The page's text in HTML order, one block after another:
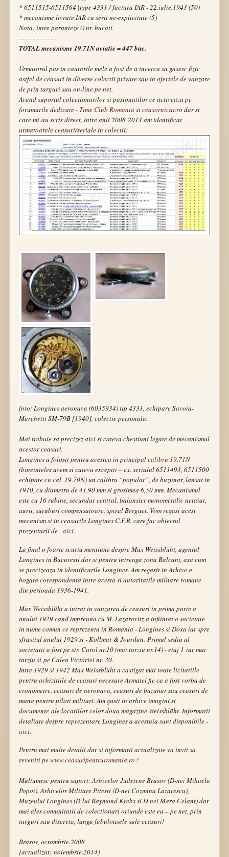
* 6511515-6511564 |type 4331 / factura IAR - 22.iulie.1943 (50)
* mecanisme livrate IAR cu serii ne-explicitate (5)
Nota: intre paranteze () nr. bucati.
- - - - - - - - - - -
TOTAL mecanisme 19.71N aviatie = 447 buc.
Urmatorul pas in cautarile mele a fost de a incerca sa gasesc fizic
astfel de ceasuri in diverse colectii private sau in ofertele de vanzare
de prin targuri sau on-line pe net.
Avand suportul colectionarilor si pasionatilor ce activeaza pe
forumurile dedicate - Time Club Romania siceasornicar.ro dar si
care mi-au scris direct, intre anii 2008-2014 am identificat
urmatoarele ceasuri/seriale in colectii:
foto: Longines aeronava (6035934) tip 4331, echipare Savoia-
Marchetti SM-79B [1940], colectie personala.
Mai trebuie sa precizez aici si cateva chestiuni legate de mecanismul
acestor ceasuri.
Longines a folosit pentru acestea in principalcalibru 19.71N
(bineinteles avem si cateva exceptii – ex. serialul 6511493, 6511500
echipate cu cal. 19.70N) un calibru “popular”, de buzunar, lansat in
1910, cu diametru de 41,90 mm si grosimea 6,50 mm. Mecanismul
este cu 16 rubine, secundar central, balansier monometalic netaiat,
aurit, suruburi compensatoare, spiral Breguet. Vom regasi acest
mecanism si in ceasurile Longines C.F.R. care fac obiectul
prezentarii de -aici.
La final o foarte scurta mentiune despreMax Weissblüht, agentul
Longines in Bucuresti dar si pentru intreaga zona Balcani, asa cum
se precizeaza in identificarileLongines. Am regasit inArhiveo
bogata corespondenta intre acesta si autoritatile militare romane
din perioada 1936-1941.
Max Weissblühta intrat in vanzarea de ceasuri in prima parte a
anului 1929 cand impreuna cu M. Lazarovitza infiintat o societate
in nume comun ce reprezenta in Romania -LonginessiDoxa iar spre
sfrasitul anului 1929 si -Kollmar & Jourdan. Primul sediu al
societatii a fost pestr. Carol nr.10(mai tarziu nr.14) - etaj 1 iar mai
tarziu si peCalea Victoriei nr. 30.
Intre 1929 si 1942 Max Weissblühta castigat mai toate licitatiile
pentru achizitiile de ceasuri necesareArmateifie ca a fost vorba de
cronometre, ceasuri de aeronava, ceasuri de buzunar sau ceasuri de
mana pentru piloti militari.Am gasit in arhive imagini si
documente ale locatiilor celor doua magazine Weissblüht. Informatii
detaliate despre reprezentare Longines a acestuia sunt disponibile -
aici.
Pentru mai multe detalii dar si informatii actualizate va invit sa
reveniti pewww.ceasuripentruromania.ro !
Multumesc pentru suport:Arhivelor Judetene Brasov (D-nei Mihaela
Popoi), Arhivelor Militare Pitesti (D-nei Cozmina Lazarescu),
Muzeului Longines (D-lui Raymond Krebs si D-nei Mara Celant)dar
mai ales comunitatii de colectionari oriunde este ea – pe net, prin
targuri sau discreta, langa fabuloasele sale ceasuri!
Brasov, octombrie.2008
[actualizat: noiembrie.2014]